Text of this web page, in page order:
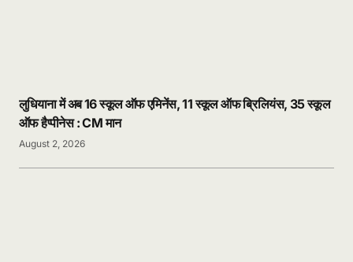
लुधियाना में अब 16 स्कूल ऑफ एमिनेंस, 11 स्कूल ऑफ ब्रिलियंस, 35 स्कूल
ऑफ हैप्पीनेस : CM मान
August 2, 2026